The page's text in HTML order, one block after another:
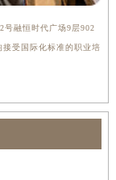
号融恒时代广场9层902
受国际化标准的职业培